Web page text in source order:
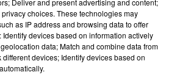
15 sec)
du Pays Catalan
Deliver and present advertising and content;
choices. These technologies may
as IP address and browsing data to offer
devices based on information actively
data; Match and combine data from
devices; Identify devices based on